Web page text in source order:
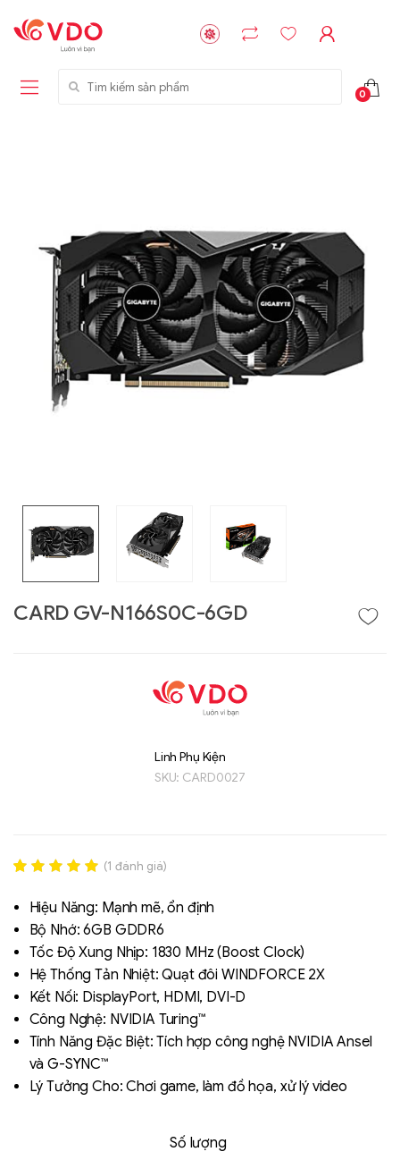
Tìm kiếm sản phẩm
0
CARD GV-N166S0C-6GD
Linh Phụ Kiện
SKU: CARD0027
out of 5
based on
đánh giá
(1 đánh giá)
Hiệu Năng: Mạnh mẽ, ổn định
Bộ Nhớ: 6GB GDDR6
Tốc Độ Xung Nhịp: 1830 MHz (Boost Clock)
Hệ Thống Tản Nhiệt: Quạt đôi WINDFORCE 2X
Kết Nối: DisplayPort, HDMI, DVI-D
Công Nghệ: NVIDIA Turing™
Tính Năng Đặc Biệt: Tích hợp công nghệ NVIDIA Ansel
và G-SYNC™
Lý Tưởng Cho: Chơi game, làm đồ họa, xử lý video
Số lượng
64GB - 15.36TB
Liên hệ
SK hynix - DRAM
- GDDR - GDDR6
AAX1)
G493-SB4 (rev.